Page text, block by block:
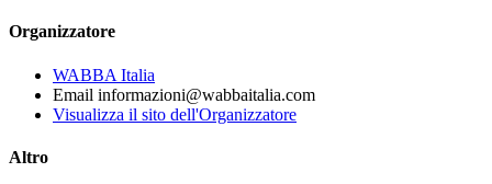
Organizzatore
WABBA Italia
Email informazioni@wabbaitalia.com
Visualizza il sito dell'Organizzatore
Altro